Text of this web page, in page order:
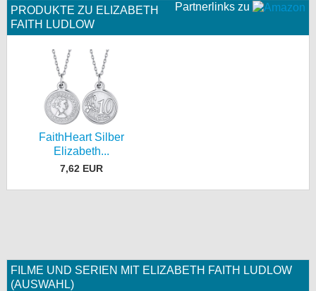
Partnerlinks zu
PRODUKTE ZU ELIZABETH
FAITH LUDLOW
FaithHeart Silber
Elizabeth...
7,62 EUR
FILME UND SERIEN MIT ELIZABETH FAITH LUDLOW
(AUSWAHL)
Desktop-Ansicht